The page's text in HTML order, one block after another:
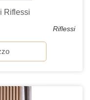
Riflessi
Riflessi